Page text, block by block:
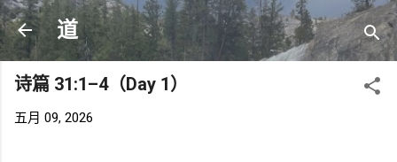
跳至主要内容
道
诗篇 31:1–4（Day 1）
五月 09, 2026